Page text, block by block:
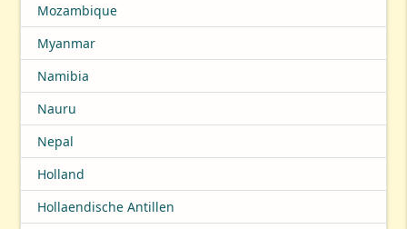
Mozambique
Myanmar
Namibia
Nauru
Nepal
Holland
Hollaendische Antillen